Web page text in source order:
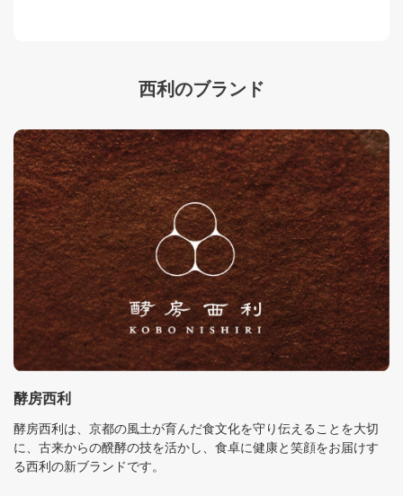
西利のブランド
酵房西利
酵房西利は、京都の風土が育んだ食文化を守り伝えることを大切
に、古来からの醗酵の技を活かし、食卓に健康と笑顔をお届けす
る西利の新ブランドです。